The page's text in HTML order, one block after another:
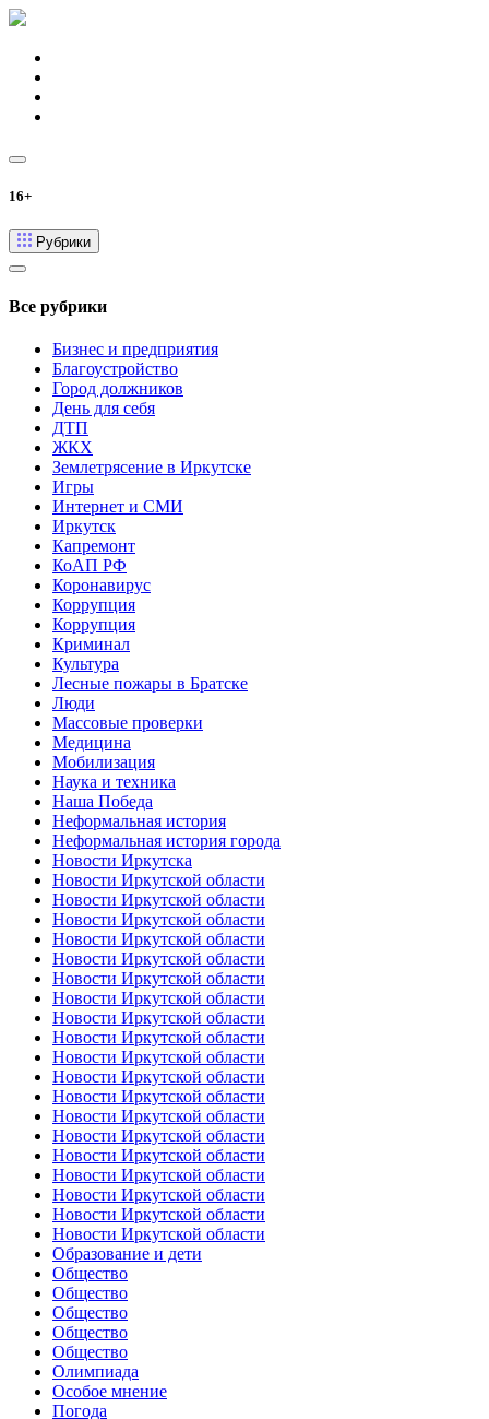
16+
Рубрики
Все рубрики
Бизнес и предприятия
Благоустройство
Город должников
День для себя
ДТП
ЖКХ
Землетрясение в Иркутске
Игры
Интернет и СМИ
Иркутск
Капремонт
КоАП РФ
Коронавирус
Коррупция
Коррупция
Криминал
Культура
Лесные пожары в Братске
Люди
Массовые проверки
Медицина
Мобилизация
Наука и техника
Наша Победа
Неформальная история
Неформальная история города
Новости Иркутска
Новости Иркутской области
Новости Иркутской области
Новости Иркутской области
Новости Иркутской области
Новости Иркутской области
Новости Иркутской области
Новости Иркутской области
Новости Иркутской области
Новости Иркутской области
Новости Иркутской области
Новости Иркутской области
Новости Иркутской области
Новости Иркутской области
Новости Иркутской области
Новости Иркутской области
Новости Иркутской области
Новости Иркутской области
Новости Иркутской области
Новости Иркутской области
Образование и дети
Общество
Общество
Общество
Общество
Общество
Олимпиада
Особое мнение
Погода